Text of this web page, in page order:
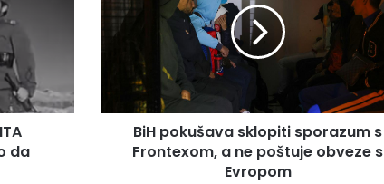
da
sporazum
s
poštuje
obvezeBiH pokušava sklopiti sporazum s
Frontexom, a ne poštuje obveze s
Evropom